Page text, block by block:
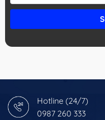
Hotline (24/7)
0987 260 333